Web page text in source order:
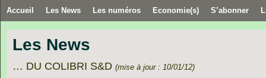
Accueil Les News Les numéros Economie(s) S’abonner
Les News
… DU COLIBRI S&D (mise à jour : 10/01/12)